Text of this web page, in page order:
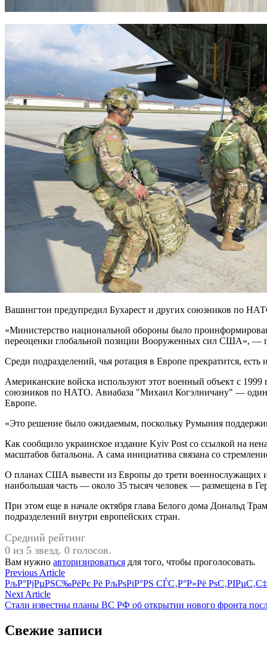
Вашингтон предупредил Бухарест и других союзников по
«Министерство национальной обороны было
переоценки глобальной позиции Вооруженных сил США», —
Среди подразделений, чья ротация в Европе прекратится,
Американские войска используют этот военный объект с
союзников по НАТО. Авиабаза "Михаил Когэлничану" — один
Европе.
«Это решение было ожидаемым, поскольку Румыния
Как сообщило украинское издание Kyiv Post со ссылкой на
масштабов батальона. А сама инициатива связана со
О планах США вывести из Европы до трети военнослужащих
наибольшая часть — около 35 тысяч человек — размещена в
При этом еще в начале октября глава Белого дома Дональд
подразделений внутри европейских стран.
Средний рейтинг
0 из 5 звезд. 0 голосов.
Вам нужно авторизироваться для того, чтобы проголосовать.
Навигация
по
записям
Previous ArticlePrevious
article:
РљР°РјРµРЅС‰РёРє Рё РљРѕРіР°РЅ СЃС‚Р°Р»Рё
Next ArticleNext
article:
Стали известны планы ВС РФ об открытии нового фронта
Свежие записи